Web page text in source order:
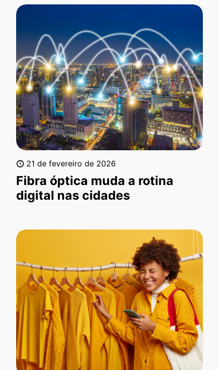
21 de fevereiro de 2026
Fibra óptica muda a rotina
digital nas cidades